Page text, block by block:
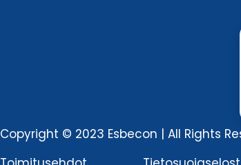
Copyright © 2023 Esbecon | All Rights